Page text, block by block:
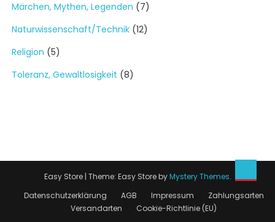
Märchen, Mythen, Legenden (7)
Naturwissenschaft/Technik (12)
Religion (5)
Toleranz, Gewaltlosigkeit (8)
Easy Store | Theme: Easy Store byMystery Themes.
Datenschutzerklärung
AGB Impressum
Zahlungsarten
Versandarten
Cookie-Richtlinie (EU)